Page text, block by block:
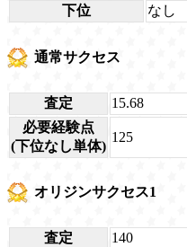
下位
なし
通常サクセス
査定
15.68
必要経験点
(下位なし単体)
125
オリジンサクセス1
査定
140